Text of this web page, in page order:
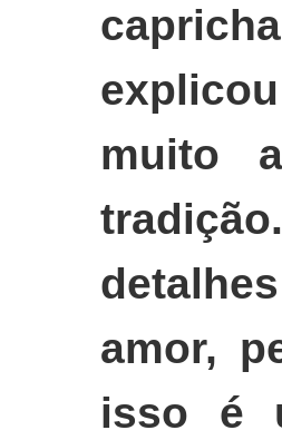
muito
amor,
isso é